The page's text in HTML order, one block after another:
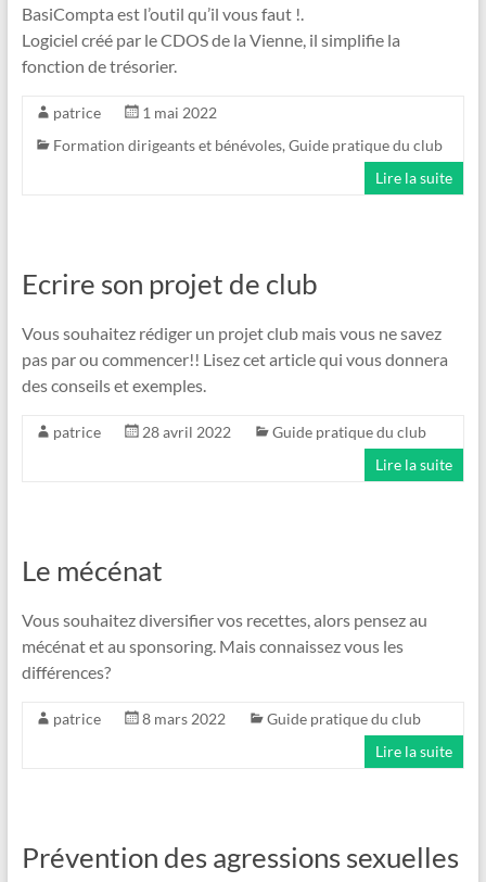
BasiCompta est l’outil qu’il vous faut !.
Logiciel créé par le CDOS de la Vienne, il simplifie la
fonction de trésorier.
patrice
1 mai 2022
Formation dirigeants et bénévoles, Guide pratique du club
Lire la suite
Ecrire son projet de club
Vous souhaitez rédiger un projet club mais vous ne savez
pas par ou commencer!! Lisez cet article qui vous donnera
des conseils et exemples.
patrice 28 avril 2022
Guide pratique du club
Lire la suite
Le mécénat
Vous souhaitez diversifier vos recettes, alors pensez au
mécénat et au sponsoring. Mais connaissez vous les
différences?
patrice 8 mars 2022
Guide pratique du club
Lire la suite
Prévention des agressions sexuelles